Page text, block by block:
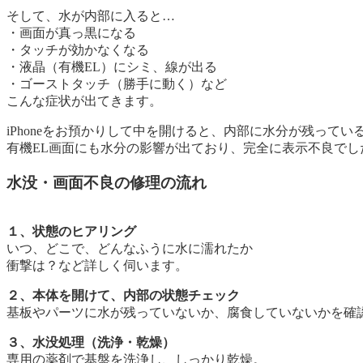
そして、水が内部に入ると…
・画面が真っ黒になる
・タッチが効かなくなる
・液晶（有機EL）にシミ、線が出る
・ゴーストタッチ（勝手に動く）など
こんな症状が出てきます。
iPhoneをお預かりして中を開けると、内部に水分が残ってい
有機EL画面にも水分の影響が出ており、完全に表示不良でし
水没・画面不良の修理の流れ
１、状態のヒアリング
いつ、どこで、どんなふうに水に濡れたか
衝撃は？など詳しく伺います。
２、本体を開けて、内部の状態チェック
基板やパーツに水が残っていないか、腐食していないかを確
３、水没処理（洗浄・乾燥）
専用の薬剤で基盤を洗浄し、しっかり乾燥。